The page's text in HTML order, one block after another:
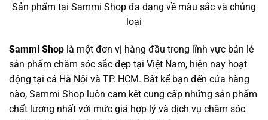
Sản phẩm tại Sammi Shop đa dạng về màu sắc và chủng
loại
Sammi Shop là một đơn vị hàng đầu trong lĩnh vực bán lẻ
sản phẩm chăm sóc sắc đẹp tại Việt Nam, hiện nay hoạt
động tại cả Hà Nội và TP. HCM. Bất kể bạn đến cửa hàng
nào, Sammi Shop luôn cam kết cung cấp những sản phẩm
chất lượng nhất với mức giá hợp lý và dịch vụ chăm sóc